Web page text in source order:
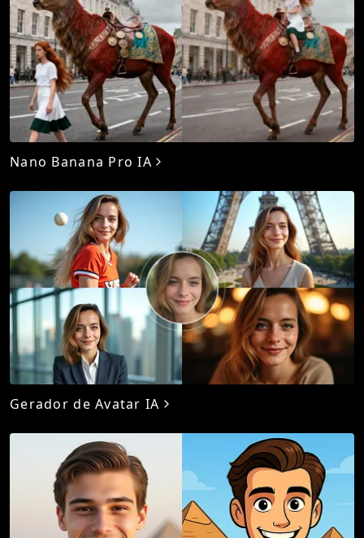
Nano Banana Pro IA
Gerador de Avatar IA